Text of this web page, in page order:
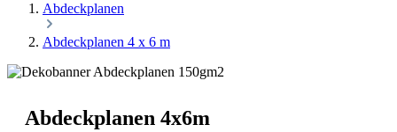
Abdeckplanen
Abdeckplanen 4 x 6 m
Abdeckplanen 4x6m